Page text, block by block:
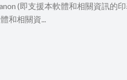
(即支援本軟體和相關資訊的
和相關資...